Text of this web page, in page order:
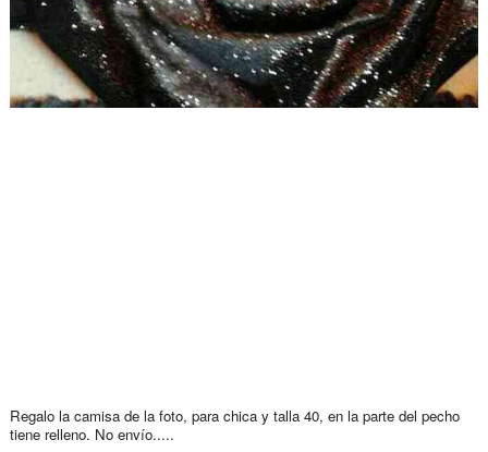
Regalo la camisa de la foto, para chica y talla 40, en la parte del pecho
tiene relleno. No envío.....